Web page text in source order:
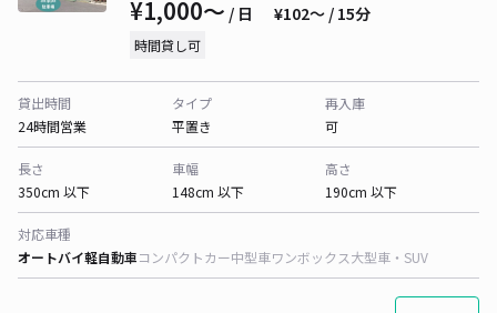
¥1,000〜 / 日 ¥102〜 / 15分
時間貸し可
貸出時間
24時間営業
タイプ
平置き
再入庫
可
長さ
350cm 以下
車幅
148cm 以下
高さ
190cm 以下
対応車種
オートバイ軽自動車コンパクトカー中型車ワンボックス大型車・SUV